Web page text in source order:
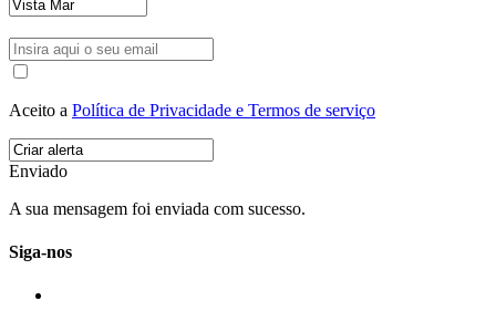
Aceito a Política de Privacidade e Termos de serviço
Enviado
A sua mensagem foi enviada com sucesso.
Siga-nos